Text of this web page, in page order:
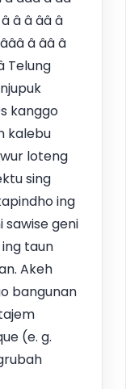
â â ââ â
â ââ â
Telung
kanggo
kalebu
loteng
sing
ing
sawise geni
taun
Akeh
bangunan
(e. g.